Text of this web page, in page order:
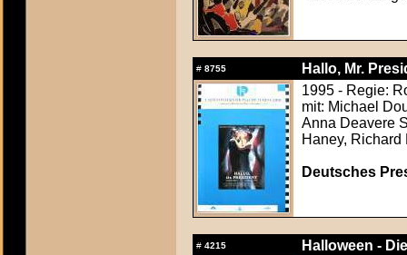
# 8755
Hallo, Mr.
1995 - Regie:
mit: Michael
Anna Deavere
Haney, Richard
Deutsches
# 4215
Halloween -